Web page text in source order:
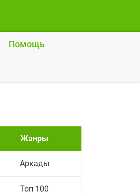
Помощь
Жанры
Аркады
Топ 100